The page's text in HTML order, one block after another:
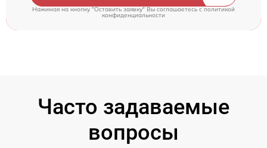
Нажимая на кнопку "Оставить заявку" Вы соглашаетесь cполитикой
конфиденциальности
Часто задаваемые
вопросы